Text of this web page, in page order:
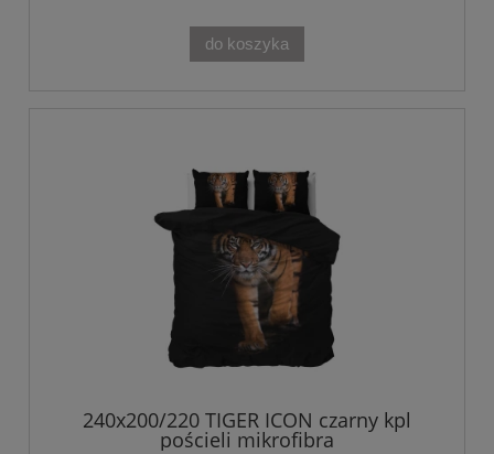
do koszyka
240x200/220 TIGER ICON czarny kpl
pościeli mikrofibra